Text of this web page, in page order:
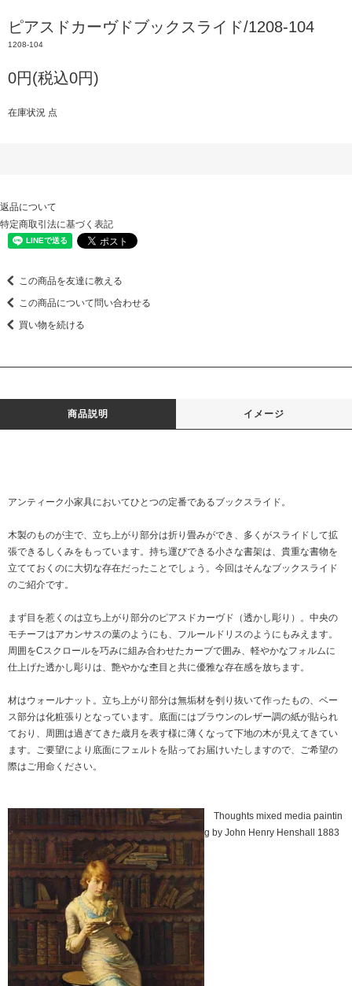
ピアスドカーヴドブックスライド/1208-104
1208-104
0円(税込0円)
在庫状況 点
返品について
特定商取引法に基づく表記
この商品を友達に教える
この商品について問い合わせる
買い物を続ける
商品説明 イメージ
アンティーク小家具においてひとつの定番であるブックスライド。
木製のものが主で、立ち上がり部分は折り畳みができ、多くがスライドして拡
張できるしくみをもっています。持ち運びできる小さな書架は、貴重な書物を
立てておくのに大切な存在だったことでしょう。今回はそんなブックスライド
のご紹介です。
まず目を惹くのは立ち上がり部分のピアスドカーヴド（透かし彫り）。中央の
モチーフはアカンサスの葉のようにも、フルールドリスのようにもみえます。
周囲をCスクロールを巧みに組み合わせたカーブで囲み、軽やかなフォルムに
仕上げた透かし彫りは、艶やかな杢目と共に優雅な存在感を放ちます。
材はウォールナット。立ち上がり部分は無垢材を刳り抜いて作ったもの、ベー
ス部分は化粧張りとなっています。底面にはブラウンのレザー調の紙が貼られ
ており、周囲は過ぎてきた歳月を表す様に薄くなって下地の木が見えてきてい
ます。ご要望により底面にフェルトを貼ってお届けいたしますので、ご希望の
際はご用命ください。
Thoughts mixed media paintin
g by John Henry Henshall 1883